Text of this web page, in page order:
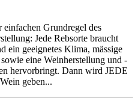
einfachen Grundregel des
Jede Rebsorte braucht
ein geeignetes Klima, mässige
eine Weinherstellung und -
hervorbringt. Dann wird JEDE
geben...